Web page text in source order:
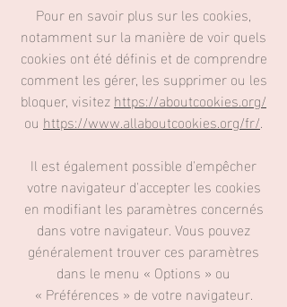
Pour en savoir plus sur les cookies,
notamment sur la manière de voir quels
cookies ont été définis et de comprendre
comment les gérer, les supprimer ou les
bloquer, visitezhttps://aboutcookies.org/
ou https://www.allaboutcookies.org/fr/.
Il est également possible d'empêcher
votre navigateur d'accepter les cookies
en modifiant les paramètres concernés
dans votre navigateur. Vous pouvez
généralement trouver ces paramètres
dans le menu « Options » ou
« Préférences » de votre navigateur.